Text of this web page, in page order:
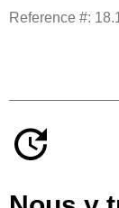
Reference #: